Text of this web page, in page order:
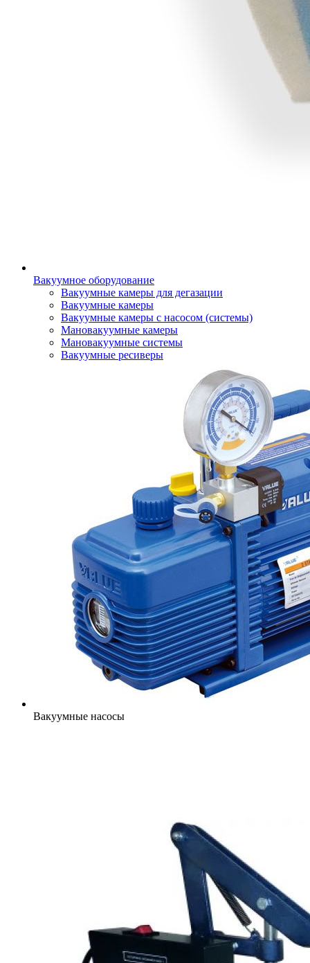
Вакуумное оборудование
Вакуумные камеры для дегазации
Вакуумные камеры
Вакуумные камеры с насосом (системы)
Мановакуумные камеры
Мановакуумные системы
Вакуумные ресиверы
Вакуумные насосы